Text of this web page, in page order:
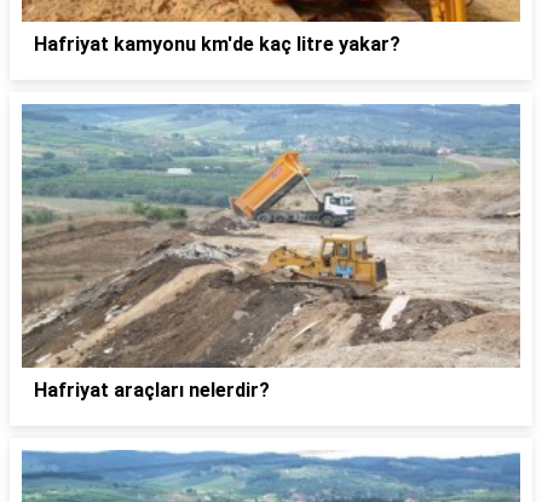
Hafriyat kamyonu km'de kaç litre yakar?
Hafriyat araçları nelerdir?